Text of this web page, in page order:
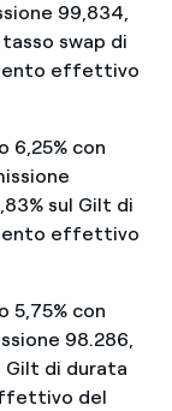
99,834,
swap di
effettivo
6,25% con
sul Gilt di
effettivo
5,75% con
98.286,
Gilt di durata
del